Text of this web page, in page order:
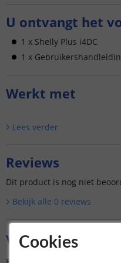
U ontvangt het
1 x Shelly Plus i4DC
1 x
Werkt met
Lees verder
Reviews
Dit product is nog niet
Bekijk alle 0 reviews
Vraag & antwoord
Cookies